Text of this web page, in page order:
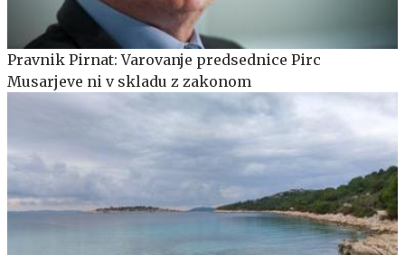
Pravnik Pirnat: Varovanje predsednice Pirc
Musarjeve ni v skladu z zakonom